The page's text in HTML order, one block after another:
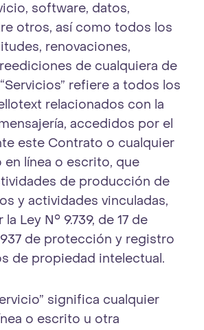
software, datos,
otros, así como todos los
renovaciones,
de cualquiera de
refiere a todos los
relacionados con la
accedidos por el
este Contrato o cualquier
línea o escrito, que
de producción de
y actividades vinculadas,
Ley N° 9.739, de 17 de
de protección y registro
de propiedad intelectual.
significa cualquier
o escrito u otra